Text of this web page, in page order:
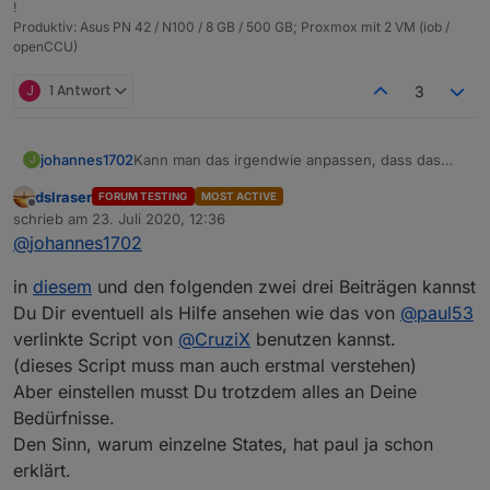
!
Produktiv: Asus PN 42 / N100 / 8 GB / 500 GB; Proxmox mit 2 VM (iob /
openCCU)
J 1 Antwort 3
J johannes1702Kann man das irgendwie anpassen, dass das
nicht wirklich fit in Javascript :-(
Offline
dslraser FORUM TESTING MOST ACTIVE
schrieb am 23. Juli 2020, 12:36
zuletzt editiert von
@johannes1702
in diesem und den folgenden zwei drei Beiträgen kannst
Du Dir eventuell als Hilfe ansehen wie das von @paul53
verlinkte Script von @CruziX benutzen kannst.
(dieses Script muss man auch erstmal verstehen)
Aber einstellen musst Du trotzdem alles an Deine
Bedürfnisse.
Den Sinn, warum einzelne States, hat paul ja schon
erklärt.